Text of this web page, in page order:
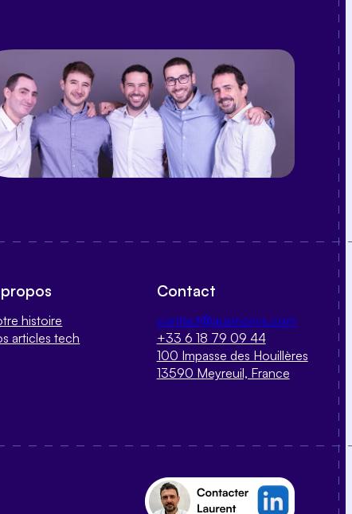
histoire
articles tech
Contact
contact@ausmosys.com
+33 6 18 79 09 44
100 Impasse des Houillères
13590 Meyreuil, France